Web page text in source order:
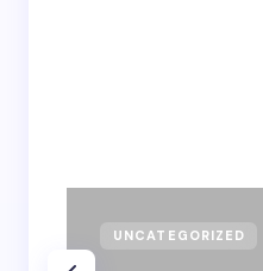
UNCATEGORIZED